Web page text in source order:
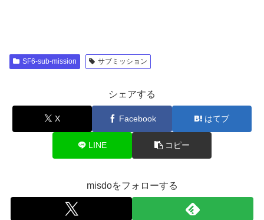
SF6-sub-mission サブミッション
シェアする
X Facebook はてブ
LINE コピー
misdoをフォローする